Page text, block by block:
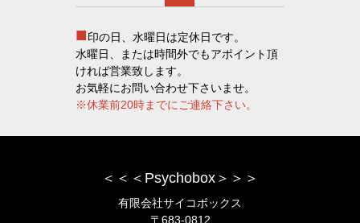
■印の日、水曜日は定休日です。
水曜日、または時間外でもアポイント頂
ければ営業致します。
お気軽にお問い合わせ下さいませ。
※休業前20時までにご連絡下さい。
＜＜＜Psychobox＞＞＞
有限会社サイコボックス
〒683-0812